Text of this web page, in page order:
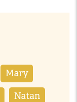
Mary
Natan